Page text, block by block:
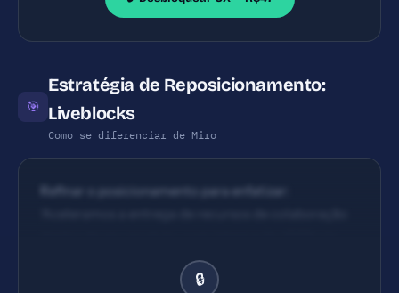
🎯
Estratégia de Reposicionamento:
Liveblocks
Como se diferenciar de Miro
Refinar o posicionamento para enfatizar:
API/SDK, reduzindo tempo de go-to-market em X
meses e aumentando retenção de usuários’.
🔒